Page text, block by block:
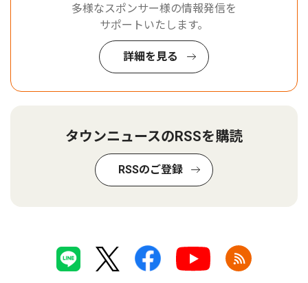
多様なスポンサー様の情報発信を
サポートいたします。
詳細を見る
タウンニュースのRSSを購読
RSSのご登録